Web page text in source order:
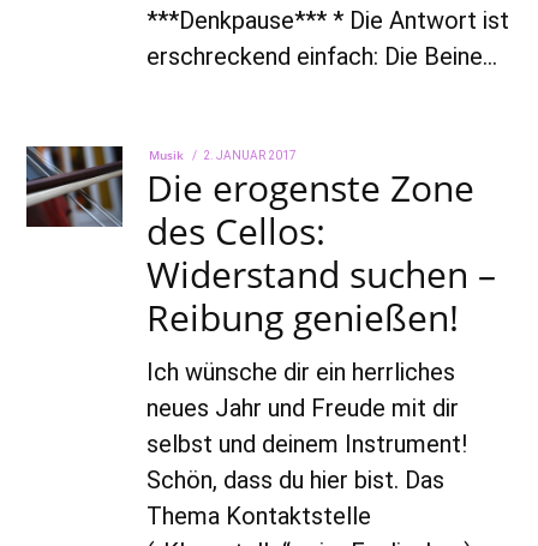
***Denkpause*** * Die Antwort ist
erschreckend einfach: Die Beine…
Musik
POSTED
2. JANUAR 2017
2022
Die erogenste Zone
des Cellos:
Widerstand suchen –
Reibung genießen!
Ich wünsche dir ein herrliches
neues Jahr und Freude mit dir
selbst und deinem Instrument!
Schön, dass du hier bist. Das
Thema Kontaktstelle